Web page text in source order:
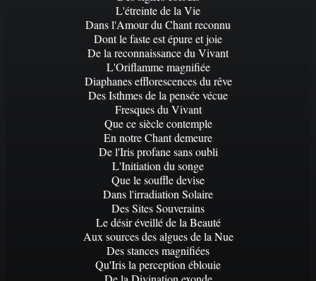
L'étreinte de la Vie
Dans l'Amour du Chant reconnu
Dont le faste est épure et joie
De la reconnaissance du Vivant
L'Oriflamme magnifiée
Diaphanes efflorescences du rêve
Des Isthmes de la pensée vécue
Fresques du Vivant
Que ce siècle contemple
En notre Chant demeure
De l'Iris profane sans oubli
L'Initiation du songe
Que le souffle devise
Dans l'irradiation Solaire
Des Sites Souverains
Le désir éveillé de la Beauté
Aux sources des algues de la Nue
Des stances magnifiées
Qu'Iris la perception éblouie